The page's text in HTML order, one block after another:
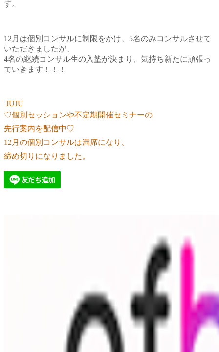
す。
12月は個別コンサルに制限をかけ、 5名のみコンサルさせて
いただきましたが、
4名の継続コンサル生の入塾が決まり、 気持ち新たに頑張っ
ていきます！！！
JUJU
♡個別セッションや不定期開催セミナーの
先行案内を配信中♡
12月の個別コンサルは満席になり、
締め切りになりました。